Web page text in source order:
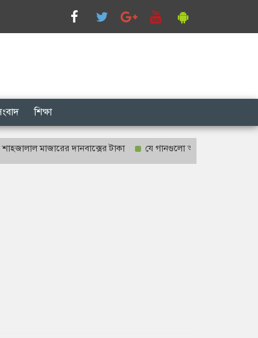
শিক্ষা
মাজারের দানবাক্সের টাকা যে গানগুলো আজও ফিরিয়ে নেয় এন্ড্রু